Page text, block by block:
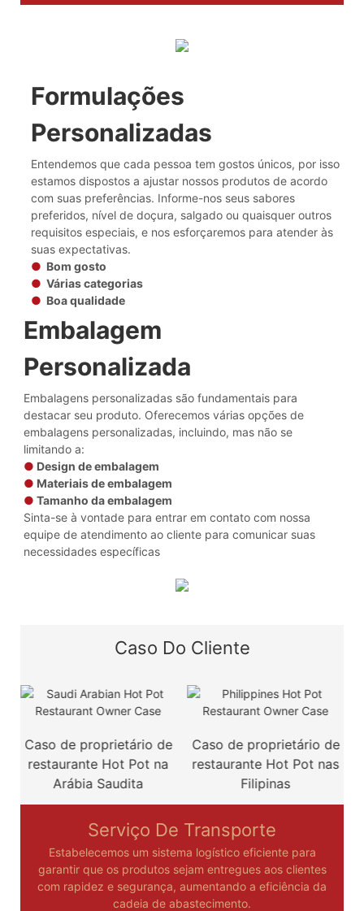
Formulações
Personalizadas
Entendemos que cada pessoa tem gostos únicos, por isso
estamos dispostos a ajustar nossos produtos de acordo
com suas preferências. Informe-nos seus sabores
preferidos, nível de doçura, salgado ou quaisquer outros
requisitos especiais, e nos esforçaremos para atender às
suas expectativas.
● Bom gosto
● Várias categorias
● Boa qualidade
Embalagem
Personalizada
Embalagens personalizadas são fundamentais para
destacar seu produto. Oferecemos várias opções de
embalagens personalizadas, incluindo, mas não se
limitando a:
● Design de embalagem
● Materiais de embalagem
●Tamanho da embalagem
Sinta-se à vontade para entrar em contato com nossa
equipe de atendimento ao cliente para comunicar suas
necessidades específicas
Caso Do Cliente
Caso de proprietário de
restaurante Hot Pot na
Arábia Saudita
Caso de proprietário de
restaurante Hot Pot nas
Filipinas
Serviço De Transporte
Estabelecemos um sistema logístico eficiente para
garantir que os produtos sejam entregues aos clientes
com rapidez e segurança, aumentando a eficiência da
cadeia de abastecimento.